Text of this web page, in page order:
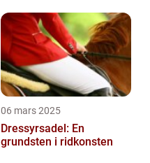
06 mars 2025
Dressyrsadel: En
grundsten i ridkonsten